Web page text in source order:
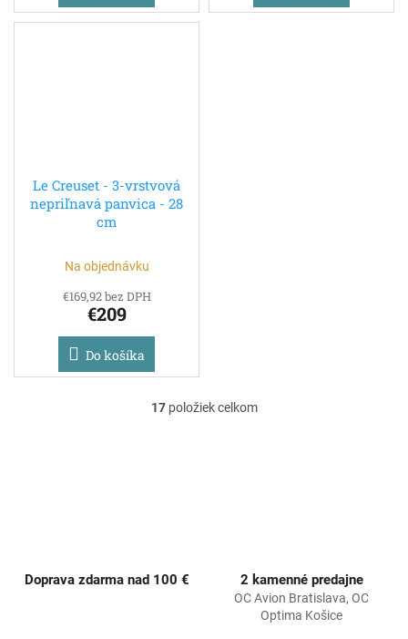
Le Creuset - 3-vrstvová
nepriľnavá panvica - 28
cm
Na objednávku
€169,92 bez DPH
€209
Do košíka
O
17položiek celkom
Doprava zdarma nad 100 € 2 kamenné predajne
OC Avion Bratislava, OC
Optima Košice